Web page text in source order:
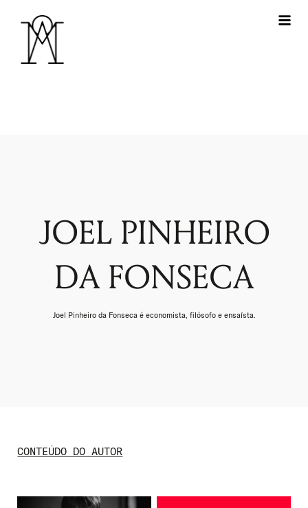
JOEL PINHEIRO
DA FONSECA
Joel Pinheiro da Fonseca é economista, filósofo e ensaísta.
CONTEÚDO DO AUTOR